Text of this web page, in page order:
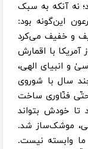
نه آنکه به سبک
این‌گونه بود:
قومش را ضعیف و خفیف می‌کرد
با اقمارش
و انبیای الهی،
سال با شوروی
حتّی فنّاوری ساخت
تا خودش بتواند
موشک‌ساز شد.
ما وابسته نیست.